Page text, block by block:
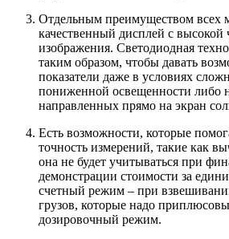
Отдельным преимуществом всех
качественный дисплей с высокой
изображения. Светодиодная
таким образом, чтобы давать
показатели даже в условиях
пониженной освещенности либо
направленных прямо на экран
Есть возможности, которые
точность измерений, такие как
она не будет учитываться при
демонстрации стоимости за
счетный режим – при
грузов, которые надо
дозировочный режим.